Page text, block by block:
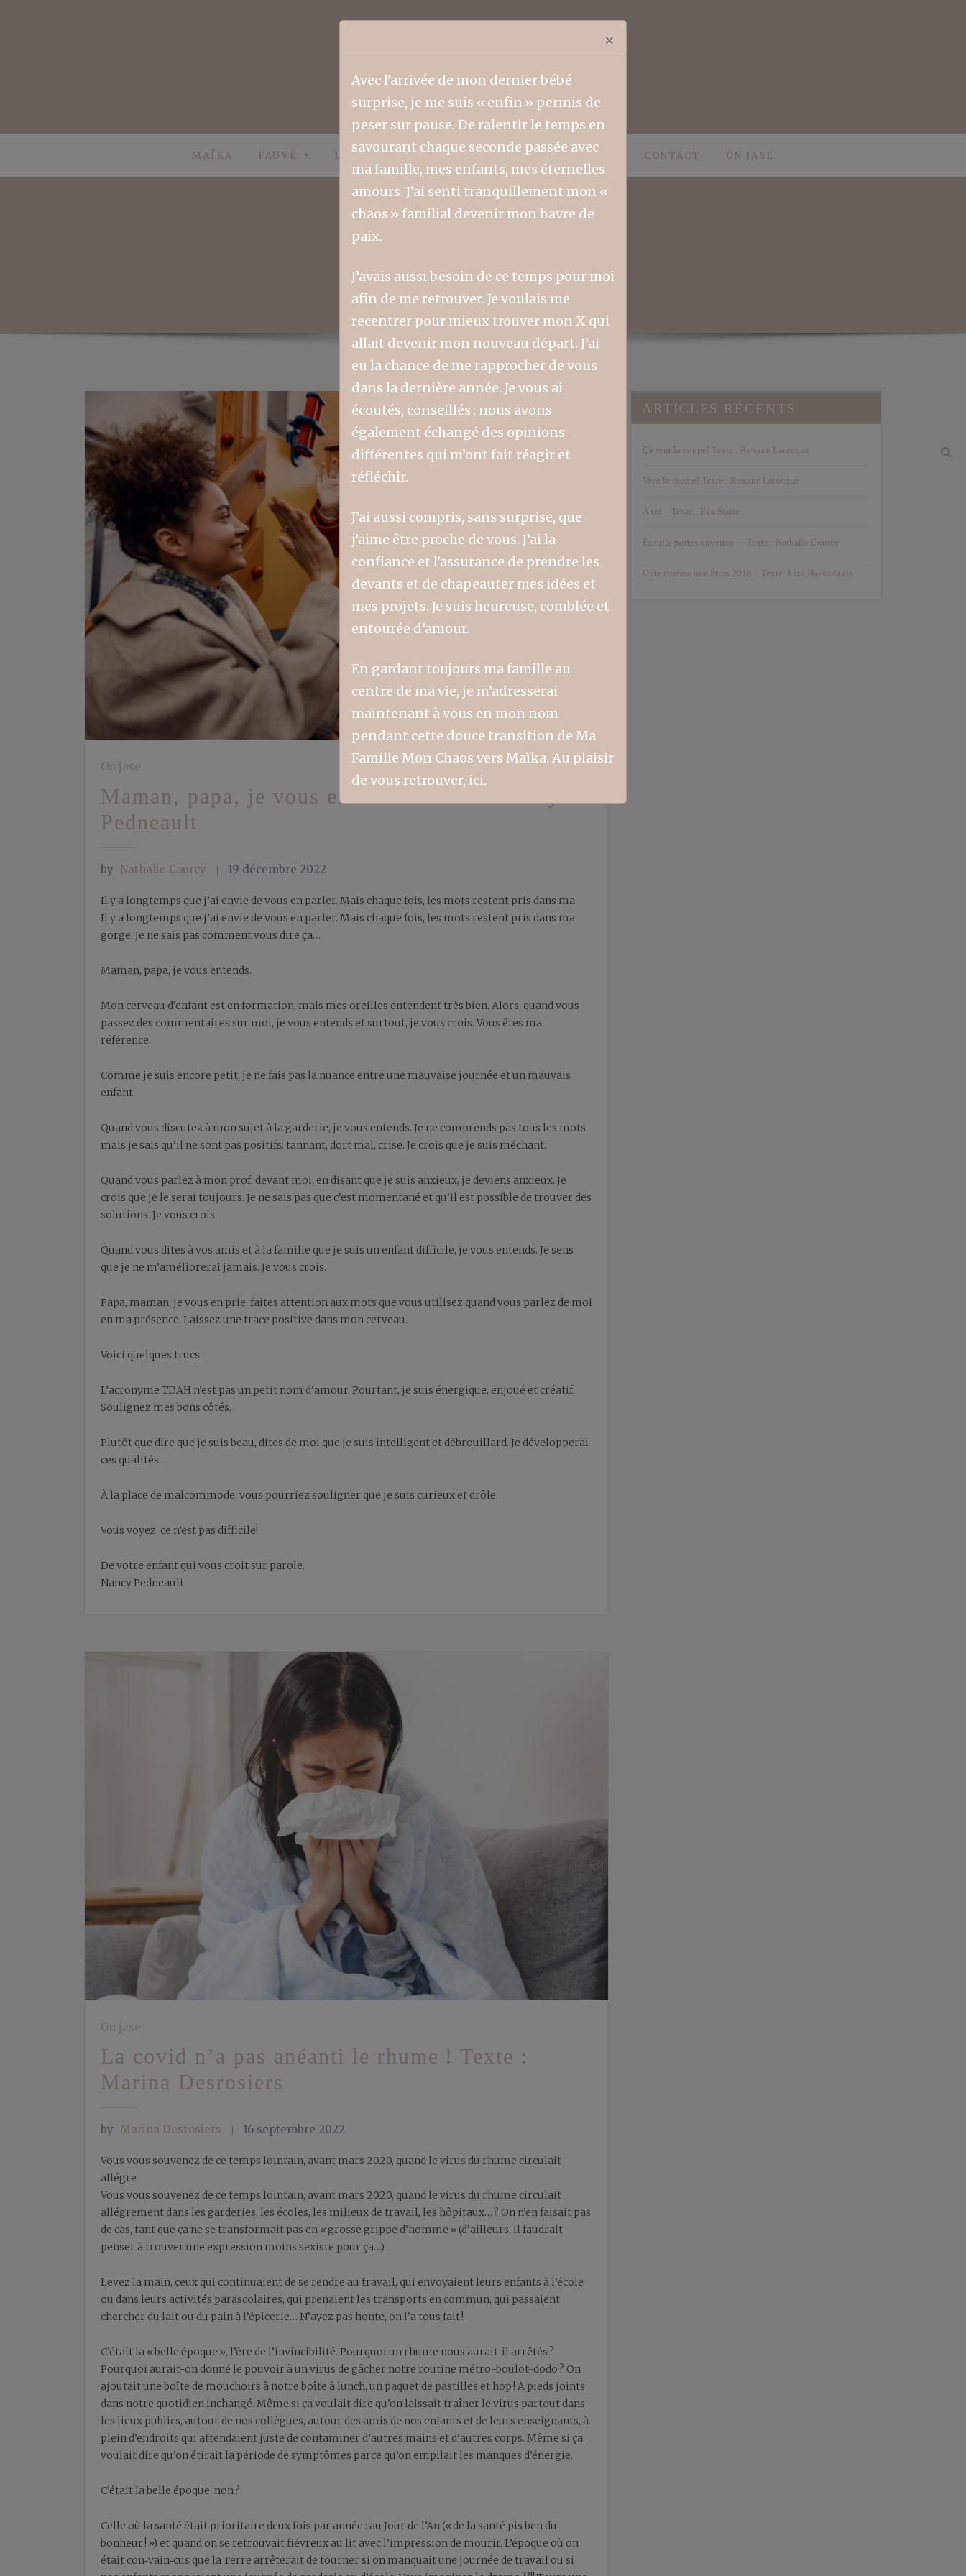
MAÏKA FAUVE LIFESTYLE FAMILLE COLLABORATEURS CONTACT ON JASE
On jase
Maman, papa, je vous entends – Texte: Nancy
Pedneault
by Nathalie Courcy 19 décembre 2022
Il y a longtemps que j’ai envie de vous en parler. Mais chaque fois, les mots restent pris dans ma
Il y a longtemps que j’ai envie de vous en parler. Mais chaque fois, les mots restent pris dans ma
gorge. Je ne sais pas comment vous dire ça…
Maman, papa, je vous entends.
Mon cerveau d’enfant est en formation, mais mes oreilles entendent très bien. Alors, quand vous
passez des commentaires sur moi, je vous entends et surtout, je vous crois. Vous êtes ma
référence.
Comme je suis encore petit, je ne fais pas la nuance entre une mauvaise journée et un mauvais
enfant.
Quand vous discutez à mon sujet à la garderie, je vous entends. Je ne comprends pas tous les mots,
mais je sais qu’il ne sont pas positifs: tannant, dort mal, crise. Je crois que je suis méchant.
Quand vous parlez à mon prof, devant moi, en disant que je suis anxieux, je deviens anxieux. Je
crois que je le serai toujours. Je ne sais pas que c’est momentané et qu’il est possible de trouver des
solutions. Je vous crois.
Quand vous dites à vos amis et à la famille que je suis un enfant difficile, je vous entends. Je sens
que je ne m’améliorerai jamais. Je vous crois.
Papa, maman, je vous en prie, faites attention aux mots que vous utilisez quand vous parlez de moi
en ma présence. Laissez une trace positive dans mon cerveau.
Voici quelques trucs :
L’acronyme TDAH n’est pas un petit nom d’amour. Pourtant, je suis énergique, enjoué et créatif.
Soulignez mes bons côtés.
Plutôt que dire que je suis beau, dites de moi que je suis intelligent et débrouillard. Je développerai
ces qualités.
À la place de malcommode, vous pourriez souligner que je suis curieux et drôle.
Vous voyez, ce n’est pas difficile!
De votre enfant qui vous croit sur parole.
Nancy Pedneault
On jase
La covid n’a pas anéanti le rhume ! Texte :
Marina Desrosiers
by Marina Desrosiers 16 septembre 2022
Vous vous souvenez de ce temps lointain, avant mars 2020, quand le virus du rhume circulait
allégre
Vous vous souvenez de ce temps lointain, avant mars 2020, quand le virus du rhume circulait
allégrement dans les garderies, les écoles, les milieux de travail, les hôpitaux… ? On n’en faisait pas
de cas, tant que ça ne se transformait pas en « grosse grippe d’homme » (d’ailleurs, il faudrait
penser à trouver une expression moins sexiste pour ça…).
Levez la main, ceux qui continuaient de se rendre au travail, qui envoyaient leurs enfants à l’école
ou dans leurs activités parascolaires, qui prenaient les transports en commun, qui passaient
chercher du lait ou du pain à l’épicerie… N’ayez pas honte, on l’a tous fait !
C’était la « belle époque », l’ère de l’invincibilité. Pourquoi un rhume nous aurait-il arrêtés ?
Pourquoi aurait-on donné le pouvoir à un virus de gâcher notre routine métro-boulot-dodo ? On
ajoutait une boîte de mouchoirs à notre boîte à lunch, un paquet de pastilles et hop ! À pieds joints
dans notre quotidien inchangé. Même si ça voulait dire qu’on laissait traîner le virus partout dans
les lieux publics, autour de nos collègues, autour des amis de nos enfants et de leurs enseignants, à
plein d’endroits qui attendaient juste de contaminer d’autres mains et d’autres corps. Même si ça
voulait dire qu’on étirait la période de symptômes parce qu’on empilait les manques d’énergie.
C’était la belle époque, non ?
Celle où la santé était prioritaire deux fois par année : au Jour de l’An (« de la santé pis ben du
bonheur ! ») et quand on se retrouvait fiévreux au lit avec l’impression de mourir. L’époque où on
était con‑vain‑cus que la Terre arrêterait de tourner si on manquait une journée de travail ou si
ARTICLES RÉCENTS
Ça sent la coupe! Texte : Roxane Larocque
Vive le rhume! Texte : Roxane Larocque
À toi – Texte : Eva Staire
Famille portes ouvertes — Texte : Nathalie Courcy
Cute comme une Prius 2018 – Texte: Liza Harkiolakis
×
Avec l’arrivée de mon dernier bébé
surprise, je me suis « enfin » permis de
peser sur pause. De ralentir le temps en
savourant chaque seconde passée avec
ma famille, mes enfants, mes éternelles
amours. J’ai senti tranquillement mon «
chaos » familial devenir mon havre de
paix.
J’avais aussi besoin de ce temps pour moi
afin de me retrouver. Je voulais me
recentrer pour mieux trouver mon X qui
allait devenir mon nouveau départ. J’ai
eu la chance de me rapprocher de vous
dans la dernière année. Je vous ai
écoutés, conseillés ; nous avons
également échangé des opinions
différentes qui m’ont fait réagir et
réfléchir.
J’ai aussi compris, sans surprise, que
j’aime être proche de vous. J’ai la
confiance et l’assurance de prendre les
devants et de chapeauter mes idées et
mes projets. Je suis heureuse, comblée et
entourée d’amour.
En gardant toujours ma famille au
centre de ma vie, je m’adresserai
maintenant à vous en mon nom
pendant cette douce transition de Ma
Famille Mon Chaos vers Maïka. Au plaisir
de vous retrouver, ici.